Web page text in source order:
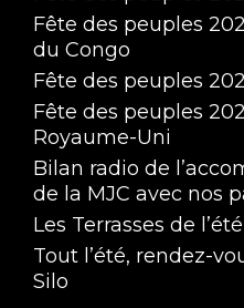
Ma Nénette Carbure
May 26, 2025 • 1:27:13
Fête des peuples
du Congo
Fête des peuples
Fête des peuples
Royaume-Uni
Bilan radio de
de la MJC avec nos
Les Terrasses de
Tout l’été, rendez-
Silo